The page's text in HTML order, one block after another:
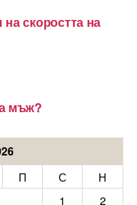
скоростта на
мъж?
П С
Н
1
2